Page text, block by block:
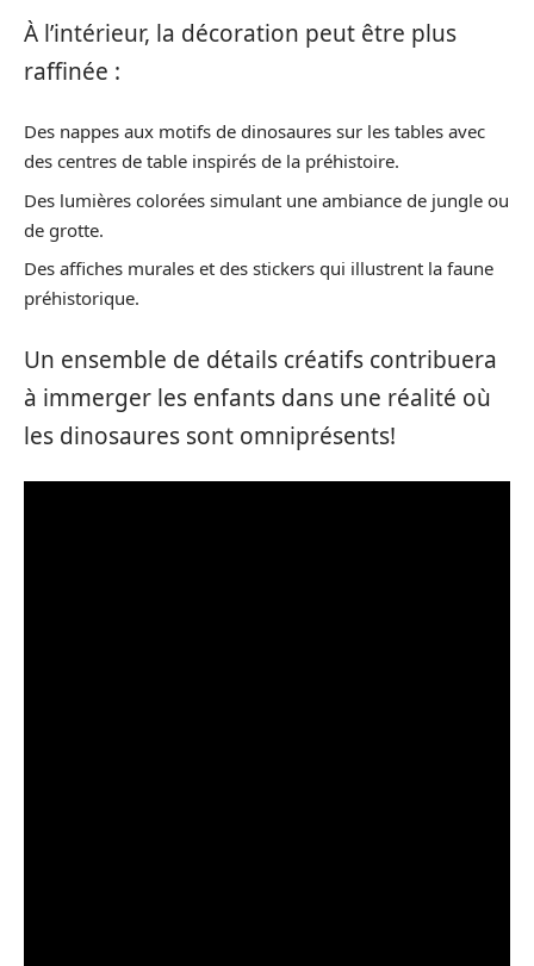
À l’intérieur, la décoration peut être plus
raffinée :
Des nappes aux motifs de dinosaures sur les tables avec
des centres de table inspirés de la préhistoire.
Des lumières colorées simulant une ambiance de jungle ou
de grotte.
Des affiches murales et des stickers qui illustrent la faune
préhistorique.
Un ensemble de détails créatifs contribuera
à immerger les enfants dans une réalité où
les dinosaures sont omniprésents!